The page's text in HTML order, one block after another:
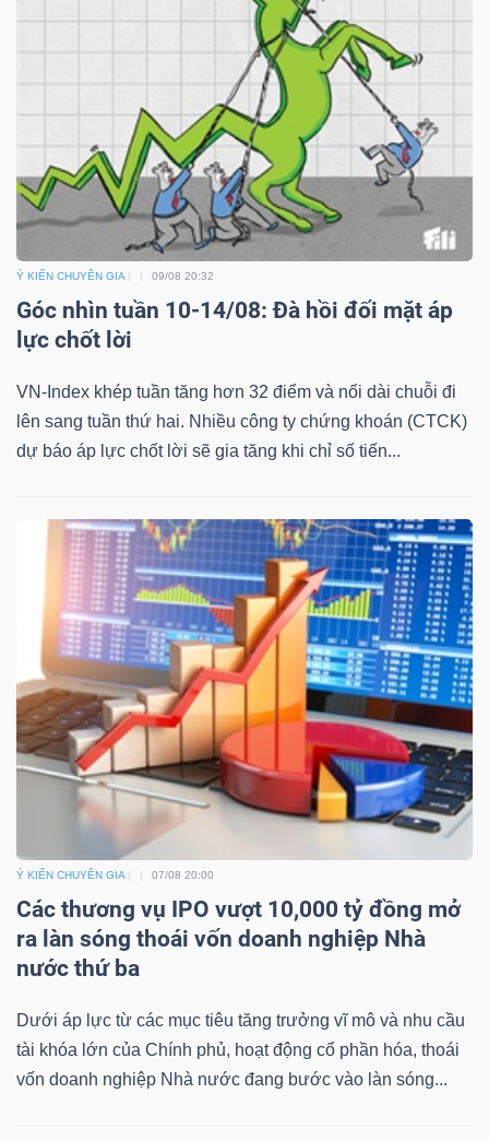
Ý KIẾN CHUYÊN GIA 09/08 20:32
Góc nhìn tuần 10-14/08: Đà hồi đối mặt áp
lực chốt lời
VN-Index khép tuần tăng hơn 32 điểm và nối dài chuỗi đi
lên sang tuần thứ hai. Nhiều công ty chứng khoán (CTCK)
dự báo áp lực chốt lời sẽ gia tăng khi chỉ số tiến...
Ý KIẾN CHUYÊN GIA 07/08 20:00
Các thương vụ IPO vượt 10,000 tỷ đồng mở
ra làn sóng thoái vốn doanh nghiệp Nhà
nước thứ ba
Dưới áp lực từ các mục tiêu tăng trưởng vĩ mô và nhu cầu
tài khóa lớn của Chính phủ, hoạt động cổ phần hóa, thoái
vốn doanh nghiệp Nhà nước đang bước vào làn sóng...